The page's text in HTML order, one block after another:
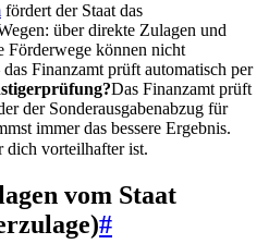
fördert der Staat das
über direkte Zulagen und
Förderwege können nicht
Finanzamt prüft automatisch per
Das Finanzamt prüft
der Sonderausgabenabzug für
immer das bessere Ergebnis.
dich vorteilhafter ist.
vom Staat
#